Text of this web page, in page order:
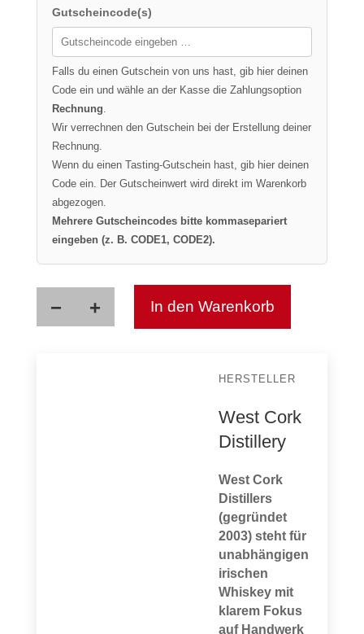
Gutscheincode(s)
Falls du einen Gutschein von uns hast, gib hier deinen
Code ein und wähle an der Kasse die Zahlungsoption
Rechnung.
Wir verrechnen den Gutschein bei der Erstellung deiner
Rechnung.
Wenn du einen Tasting-Gutschein hast, gib hier deinen
Code ein. Der Gutscheinwert wird direkt im Warenkorb
abgezogen.
Mehrere Gutscheincodes bitte kommasepariert
eingeben (z. B. CODE1, CODE2).
− + In den Warenkorb
HERSTELLER
West Cork
Distillery
West Cork
Distillers
(gegründet
2003) steht für
unabhängigen
irischen
Whiskey mit
klarem Fokus
auf Handwerk